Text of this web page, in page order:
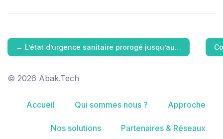
← L’état d’urgence sanitaire prorogé jusqu’au…
© 2026 Abak.Tech
Accueil Qui sommes nous ? Approche
Nos solutions Partenaires & Réseaux